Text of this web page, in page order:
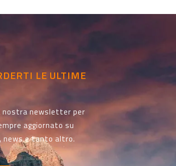
LE ULTIME
nostra newsletter per
aggiornato su
news e tanto altro.